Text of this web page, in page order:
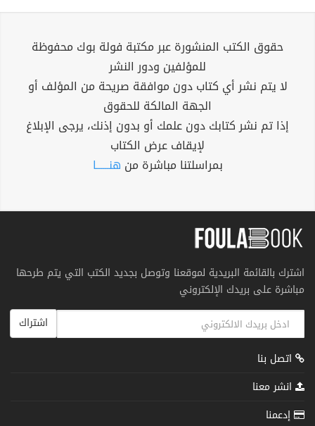
حقوق الكتب المنشورة عبر مكتبة فولة بوك محفوظة
للمؤلفين ودور النشر
لا يتم نشر أي كتاب دون موافقة صريحة من المؤلف أو
الجهة المالكة للحقوق
إذا تم نشر كتابك دون علمك أو بدون إذنك، يرجى الإبلاغ
لإيقاف عرض الكتاب
بمراسلتنا مباشرة من هنــــــا
اشترك بالقائمة البريدية لموقعنا وتوصل بجديد الكتب التي يتم طرحها
مباشرة على بريدك الإلكتروني
اشتراك
اتصل بنا
انشر معنا
إدعمنا